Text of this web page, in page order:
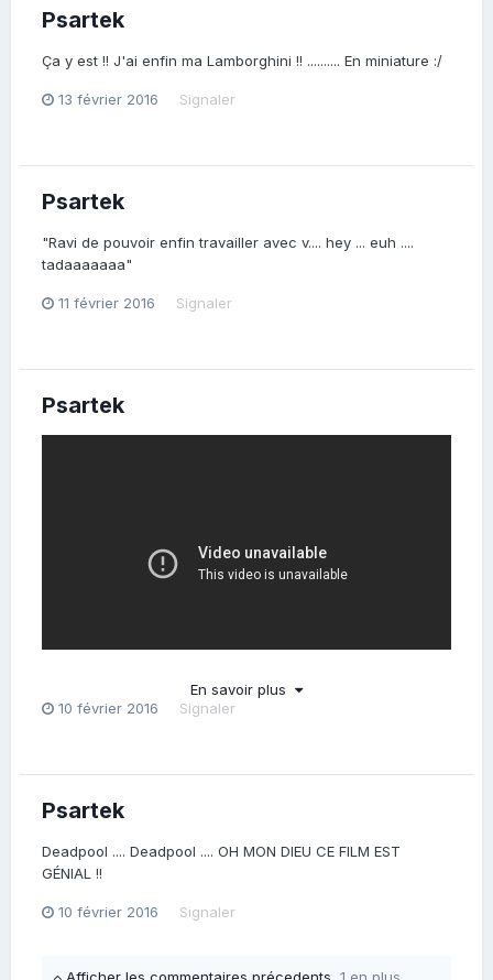
Psartek
Ça y est !! J'ai enfin ma Lamborghini !! .......... En miniature :/
13 février 2016 Signaler
Psartek
"Ravi de pouvoir enfin travailler avec v.... hey ... euh ....
tadaaaaaaa"
11 février 2016 Signaler
Psartek
Trop de drôlerie !!
En savoir plus
10 février 2016
Signaler
Psartek
Deadpool .... Deadpool .... OH MON DIEU CE FILM EST
GÉNIAL !!
10 février 2016 Signaler